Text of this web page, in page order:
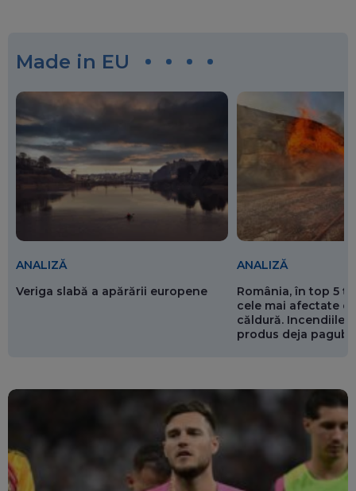
Made in EU
ANALIZĂ
Veriga slabă a apărării europene
ANALIZĂ
România, în top 5
cele mai afectate
căldură. Incendiile
produs deja